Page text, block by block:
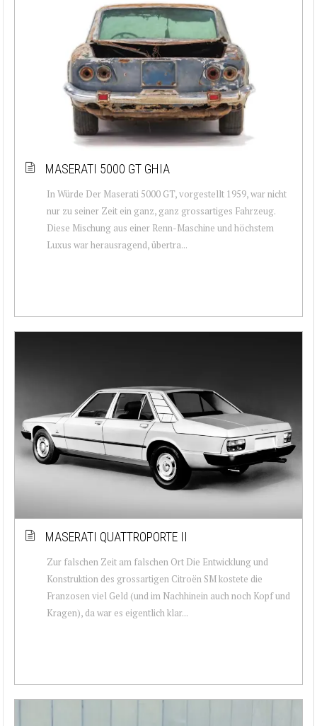
MASERATI 5000 GT GHIA
In Würde Der Maserati 5000 GT, vorgestellt 1959, war nicht
nur zu seiner Zeit ein ganz, ganz grossartiges Fahrzeug.
Diese Mischung aus einer Renn-Maschine und höchstem
Luxus war herausragend, übertra...
MASERATI QUATTROPORTE II
Zur falschen Zeit am falschen Ort Die Entwicklung und
Konstruktion des grossartigen Citroën SM kostete die
Franzosen viel Geld (und im Nachhinein auch noch Kopf und
Kragen), da war es eigentlich klar...